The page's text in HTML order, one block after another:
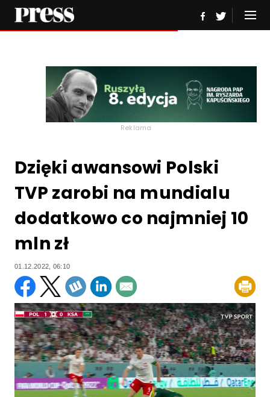
Reklama
Dzięki awansowi Polski
TVP zarobi na mundialu
dodatkowo co najmniej 10
mln zł
01.12.2022, 06:10